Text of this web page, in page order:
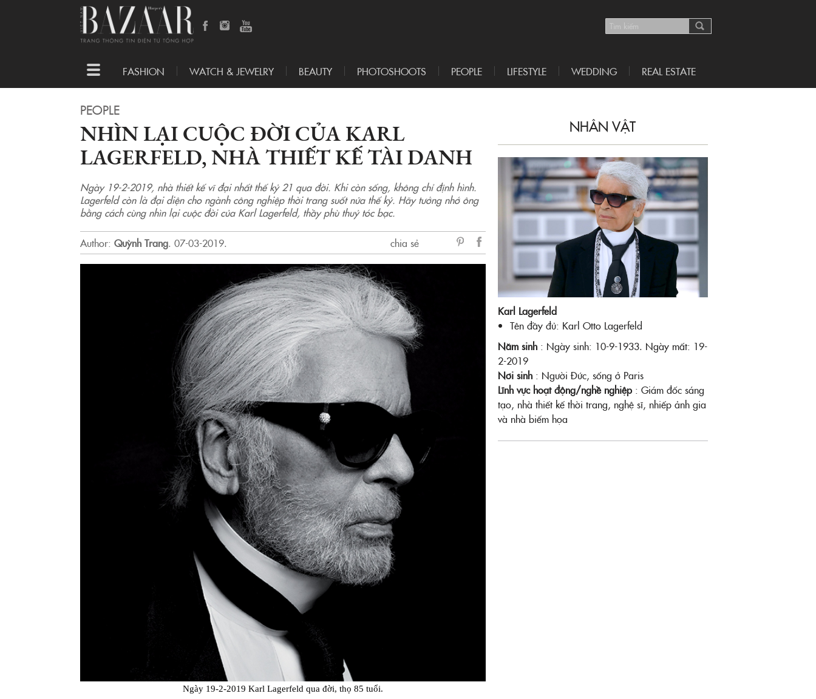
Toggle
navigation
FASHION WATCH & JEWELRY BEAUTY PHOTOSHOOTS PEOPLE LIFESTYLE WEDDING REAL ESTATE
PEOPLE
NHÌN LẠI CUỘC ĐỜI CỦA KARL
LAGERFELD, NHÀ THIẾT KẾ TÀI DANH
Ngày 19-2-2019, nhà thiết kế vĩ đại nhất thế kỷ 21 qua đời. Khi còn sống, không chỉ định hình.
Lagerfeld còn là đại diện cho ngành công nghiệp thời trang suốt nửa thế kỷ. Hãy tưởng nhớ ông
bằng cách cùng nhìn lại cuộc đời của Karl Lagerfeld, thầy phù thuỷ tóc bạc.
Author: Quỳnh Trang. 07-03-2019.
chia sẻ
Facebook
Ngày 19-2-2019 Karl Lagerfeld qua đời, thọ 85 tuổi.
NHÂN VẬT
Karl Lagerfeld
Tên đầy đủ: Karl Otto Lagerfeld
Năm sinh : Ngày sinh: 10-9-1933. Ngày mất: 19-
2-2019
Nơi sinh : Người Đức, sống ở Paris
Lĩnh vực hoạt động/nghề nghiệp : Giám đốc sáng
tạo, nhà thiết kế thời trang, nghệ sĩ, nhiếp ảnh gia
và nhà biếm họa